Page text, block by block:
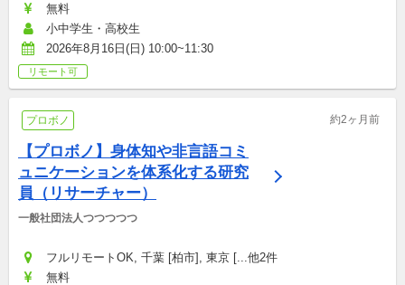
無料
小中学生・高校生
2026年8月16日(日) 10:00~11:30
リモート可
プロボノ 約2ヶ月前
【プロボノ】身体知や非言語コミ
ュニケーションを体系化する研究
員（リサーチャー）
一般社団法人つつつつつ
フルリモートOK, 千葉 [柏市], 東京 [...他2件
無料